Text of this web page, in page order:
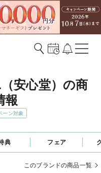
安心堂）の商
報
ーン対象
典 フェア
このブランドの商品一覧